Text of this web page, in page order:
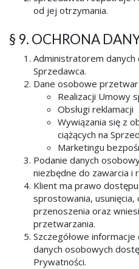
od jej otrzymania.
§ 9. OCHRONA
Administratorem
Sprzedawca.
Dane osobowe
Realizacji Umowy
Obsługi reklamacji
Wywiązania się z
ciążących na
Marketingu
Podanie danych
niezbędne do zawarcia i
Klient ma prawo
sprostowania,
przenoszenia oraz
przetwarzania.
Szczegółowe
danych osobowych
Prywatności.